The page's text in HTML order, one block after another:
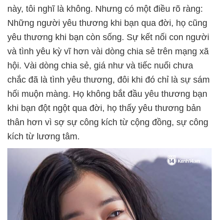
này, tôi nghĩ là không. Nhưng có một điều rõ ràng:
Những người yêu thương khi bạn qua đời, họ cũng
yêu thương khi bạn còn sống. Sự kết nối con người
và tình yêu kỳ vĩ hơn vài dòng chia sẻ trên mạng xã
hội. Vài dòng chia sẻ, giá như và tiếc nuối chưa
chắc đã là tình yêu thương, đôi khi đó chỉ là sự sám
hối muộn màng. Họ không bắt đầu yêu thương bạn
khi bạn đột ngột qua đời, họ thấy yêu thương bản
thân hơn vì sợ sự công kích từ cộng đồng, sự công
kích từ lương tâm.